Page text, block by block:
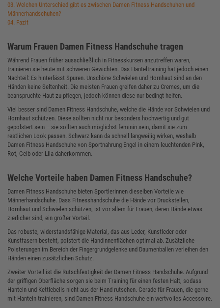
03. Welchen Unterschied gibt es zwischen Damen Fitness Handschuhen und
Männerhandschuhen?
04. Fazit
Warum Frauen Damen Fitness Handschuhe tragen
Während Frauen früher ausschließlich in Fitnesskursen anzutreffen waren,
trainieren sie heute mit schweren Gewichten. Das Hanteltraining hat jedoch einen
Nachteil: Es hinterlässt Spuren. Unschöne Schwielen und Hornhaut sind an den
Händen keine Seltenheit. Die meisten Frauen greifen daher zu Cremes, um die
beanspruchte Haut zu pflegen, jedoch können diese nur bedingt helfen.
Viel besser sind Damen Fitness Handschuhe, welche die Hände vor Schwielen und
Hornhaut schützen. Diese sollten nicht nur besonders hochwertig und gut
gepolstert sein – sie sollten auch möglichst feminin sein, damit sie zum
restlichen Look passen. Schwarz kann da schnell langweilig wirken, weshalb
Damen Fitness Handschuhe von Sportnahrung Engel in einem leuchtenden Pink,
Rot, Gelb oder Lila daherkommen.
Welche Vorteile haben Damen Fitness Handschuhe?
Damen Fitness Handschuhe bieten Sportlerinnen dieselben Vorteile wie
Männerhandschuhe. Dass Fitnesshandschuhe die Hände vor Druckstellen,
Hornhaut und Schwielen schützen, ist vor allem für Frauen, deren Hände etwas
zierlicher sind, ein großer Vorteil.
Das robuste, widerstandsfähige Material, das aus Leder, Kunstleder oder
Kunstfasern besteht, polstert die Handinnenflächen optimal ab. Zusätzliche
Polsterungen im Bereich der Fingergrundgelenke und Daumenballen verleihen den
Händen einen zusätzlichen Schutz.
Zweiter Vorteil ist die Rutschfestigkeit der Damen Fitness Handschuhe. Aufgrund
der griffigen Oberfläche sorgen sie beim Training für einen festen Halt, sodass
Hanteln und Kettlebells nicht aus der Hand rutschen. Gerade für Frauen, die gerne
mit Hanteln trainieren, sind Damen Fitness Handschuhe ein wertvolles Accessoire.